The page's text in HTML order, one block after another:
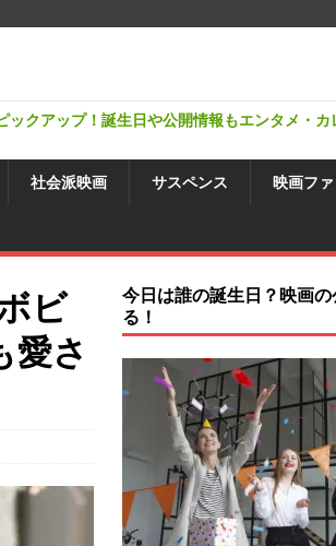
クアップ！誕生日や公開情報もエンタメ・カ
社会派映画 サスペンス 映画フ
ビ
愛さ
今日は誰の誕生日？映画
る！